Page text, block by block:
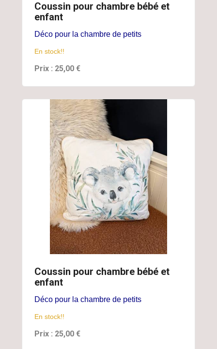
Coussin pour chambre bébé et
enfant
Déco pour la chambre de petits
En stock!!
Prix : 25,00 €
Coussin pour chambre bébé et
enfant
Déco pour la chambre de petits
En stock!!
Prix : 25,00 €